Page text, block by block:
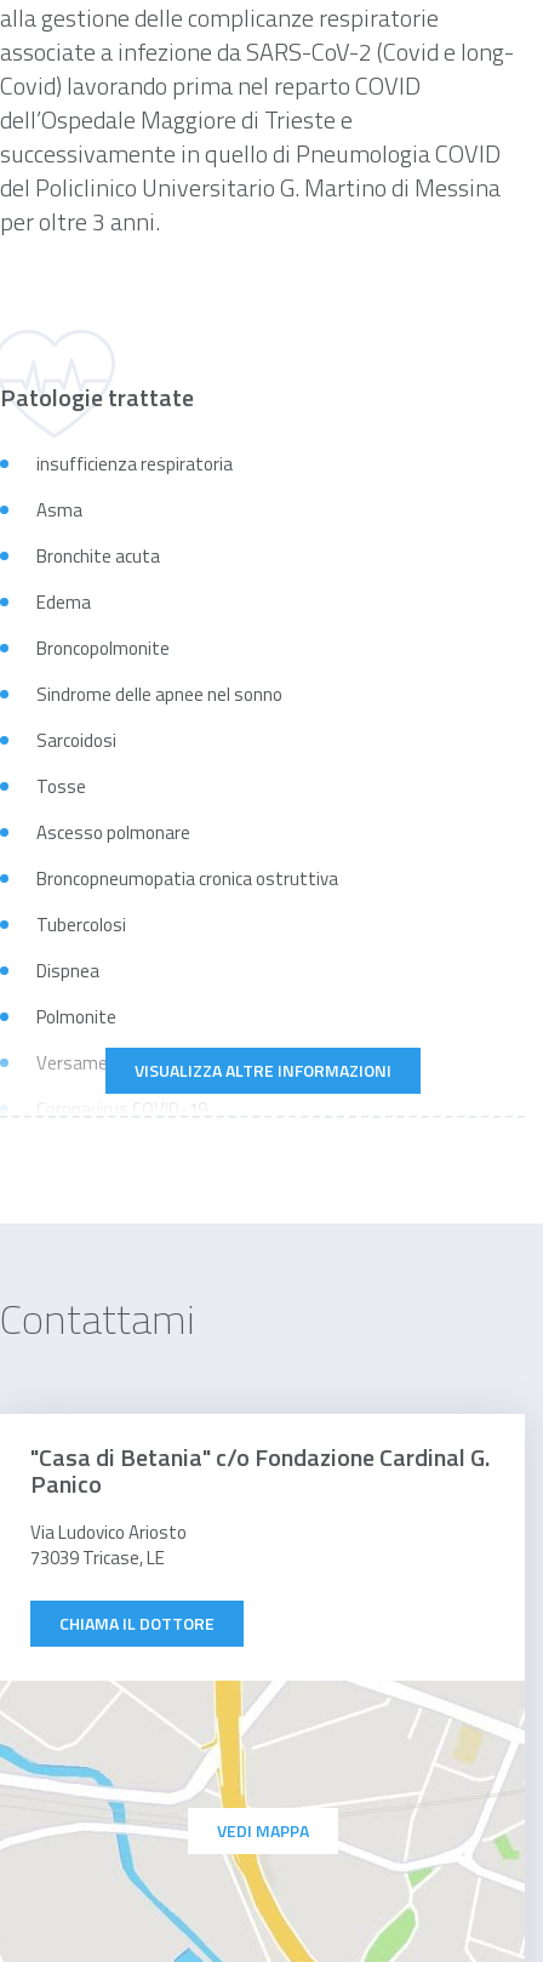
alla gestione delle complicanze respiratorie
associate a infezione da SARS-CoV-2 (Covid e long-
Covid) lavorando prima nel reparto COVID
dell’Ospedale Maggiore di Trieste e
successivamente in quello di Pneumologia COVID
del Policlinico Universitario G. Martino di Messina
per oltre 3 anni.
Patologie trattate
insufficienza respiratoria
Asma
Bronchite acuta
Edema
Broncopolmonite
Sindrome delle apnee nel sonno
Sarcoidosi
Tosse
Ascesso polmonare
Broncopneumopatia cronica ostruttiva
Tubercolosi
Dispnea
Polmonite
Versamento pleurico
Coronavirus COVID-19
Malattia professionale
VISUALIZZA ALTRE INFORMAZIONI
Contattami
"Casa di Betania" c/o Fondazione Cardinal G.
Panico
Via Ludovico Ariosto
73039 Tricase, LE
CHIAMA IL DOTTORE
VEDI MAPPA